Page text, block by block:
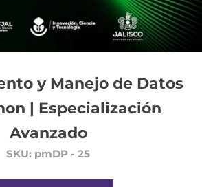
y Manejo de Datos
| Especialización
Avanzado
SKU: pmDP - 25